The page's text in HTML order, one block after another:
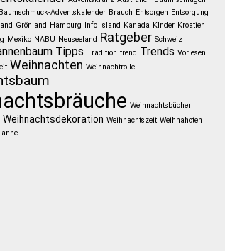
Baumschmuck-Adventskalender Brauch Entsorgen Entsorgung
Grönland Hamburg Info Island Kanada KInder Kroatien
Mexiko NABU Neuseeland Ratgeber Schweiz
Tipps Tradition trend Trends Vorlesen
Weihnachten Weihnachtrolle
Weihnachtsbücher
Weihnachtsdekoration Weihnachtszeit Weihnahcten